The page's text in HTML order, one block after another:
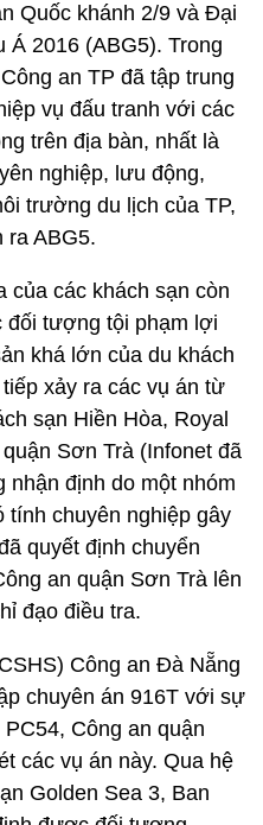
Quốc khánh 2/9 và Đại
Á 2016 (ABG5). Trong
an TP đã tập trung
vụ đấu tranh với các
trên địa bàn, nhất là
nghiệp, lưu động,
trường du lịch của TP,
ra ABG5.
của các khách sạn còn
đối tượng tội phạm lợi
khá lớn của du khách
xảy ra các vụ án từ
sạn Hiền Hòa, Royal
Sơn Trà (Infonet đã
định do một nhóm
chuyên nghiệp gây
quyết định chuyển
an quận Sơn Trà lên
đạo điều tra.
Công an Đà Nẵng
chuyên án 916T với sự
Công an quận
các vụ án này. Qua hệ
Golden Sea 3, Ban